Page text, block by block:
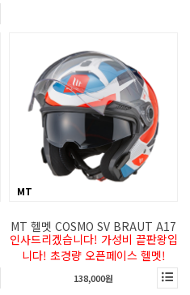
MT
MT 헬멧 COSMO SV BRAUT A17
인사드리겠습니다! 가성비 끝판왕입
니다! 초경량 오픈페이스 헬멧!
138,000원